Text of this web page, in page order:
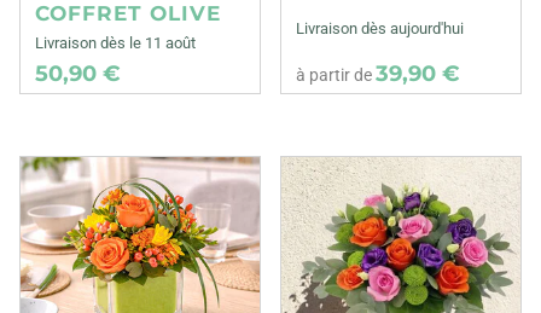
COFFRET OLIVE
Livraison dès le 11 août
50,90 €
Livraison dès aujourd'hui
à partir de39,90 €